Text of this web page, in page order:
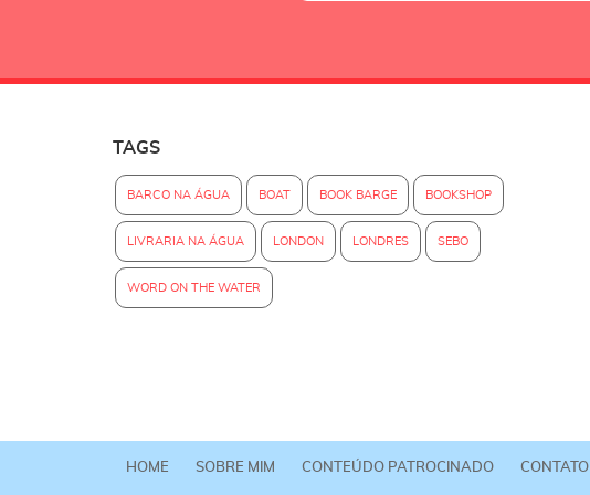
TAGS
BARCO NA ÁGUA BOAT BOOK BARGE BOOKSHOP
LIVRARIA NA ÁGUA LONDON LONDRES SEBO
WORD ON THE WATER
HOME SOBRE MIM CONTEÚDO PATROCINADO CONTATO